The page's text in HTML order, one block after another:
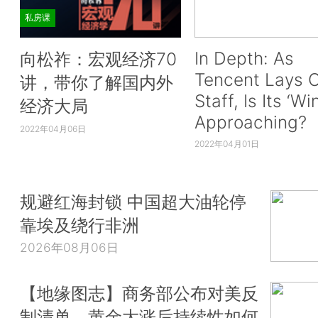
私房课
向松祚：宏观经济70
讲，带你了解国内外
经济大局
2022年04月06日
In Depth: As
Tencent Lays
Staff, Is Its
Approaching?
2022年04月01日
规避红海封锁 中国超大油轮停
靠埃及绕行非洲
2026年08月06日
【地缘图志】商务部公布对美反